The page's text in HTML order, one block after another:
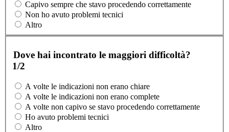
Capivo sempre che stavo procedendo correttamente
Non ho avuto problemi tecnici
Altro
Dove hai incontrato le maggiori difficoltà?
1/2
A volte le indicazioni non erano chiare
A volte le indicazioni non erano complete
A volte non capivo se stavo procedendo correttamente
Ho avuto problemi tecnici
Altro